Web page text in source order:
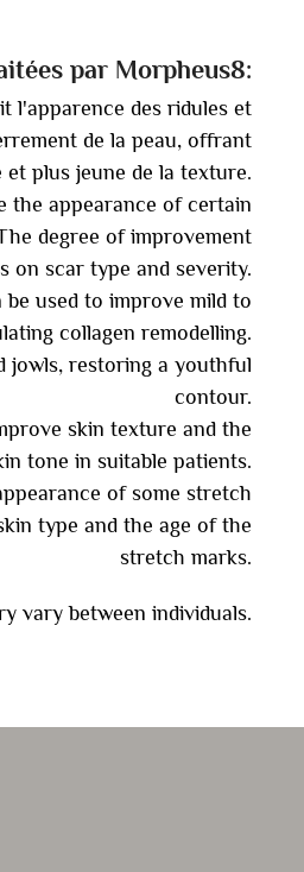
par Morpheus8:
l'apparence des ridules et
de la peau, offrant
et plus jeune de la texture.
the appearance of certain
degree of improvement
on scar type and severity.
used to improve mild to
collagen remodelling.
jowls, restoring a youthful
contour.
skin texture and the
tone in suitable patients.
of some stretch
type and the age of the
stretch marks.
vary between individuals.